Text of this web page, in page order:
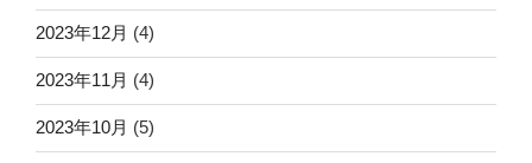
2023年12月 (4)
2023年11月 (4)
2023年10月 (5)